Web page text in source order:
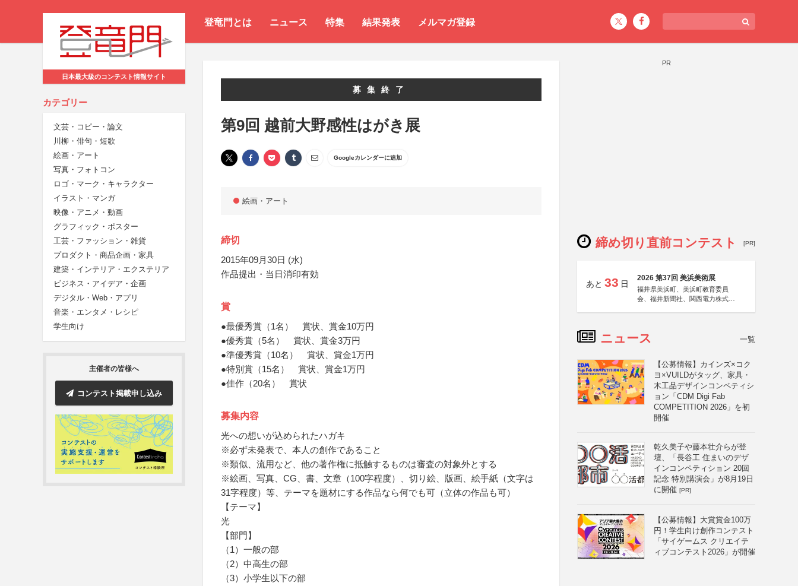
登竜門とは ニュース 特集 結果発表 メルマガ登録
日本最大級のコンテスト情報サイト
カテゴリー
文芸・コピー・論文
川柳・俳句・短歌
絵画・アート
写真・フォトコン
ロゴ・マーク・キャラクター
イラスト・マンガ
映像・アニメ・動画
グラフィック・ポスター
工芸・ファッション・雑貨
プロダクト・商品企画・家具
建築・インテリア・エクステリア
ビジネス・アイデア・企画
デジタル・Web・アプリ
音楽・エンタメ・レシピ
学生向け
主催者の皆様へ
コンテスト掲載申し込み
募集終了
第9回 越前大野感性はがき展
Googleカレンダーに追加
絵画・アート
締切
2015年09月30日 (水)
作品提出・当日消印有効
賞
●最優秀賞（1名） 賞状、賞金10万円
●優秀賞（5名） 賞状、賞金3万円
●準優秀賞（10名） 賞状、賞金1万円
●特別賞（15名） 賞状、賞金1万円
●佳作（20名） 賞状
募集内容
光への想いが込められたハガキ
※必ず未発表で、本人の創作であること
※類似、流用など、他の著作権に抵触するものは審査の対象外とする
※絵画、写真、CG、書、文章（100字程度）、切り絵、版画、絵手紙（文字は
31字程度）等、テーマを題材にする作品なら何でも可（立体の作品も可）
【テーマ】
光
【部門】
（1）一般の部
（2）中高生の部
（3）小学生以下の部
PR
締め切り直前コンテスト [PR]
あと 33 日
2026 第37回 美浜美術展
福井県美浜町、美浜町教育委員
会、福井新聞社、関西電力株式会
ニュース 一覧
【公募情報】カインズ×コク
ヨ×VUILDがタッグ、家具・
木工品デザインコンペティシ
ョン「CDM Digi Fab
COMPETITION 2026」を初
開催
乾久美子や藤本壮介らが登
壇、「長谷工 住まいのデザ
インコンペティション 20回
記念 特別講演会」が8月19日
に開催 [PR]
【公募情報】大賞賞金100万
円！学生向け創作コンテスト
「サイゲームス クリエイテ
ィブコンテスト2026」が開催